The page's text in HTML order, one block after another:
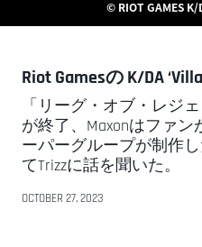
© RIOT GAMES
Riot Gamesの K/DA
「リーグ・オブ・レジ
が終了、Maxonはファ
ーパーグループが制作
てTrizzに話を聞いた。
OCTOBER 27, 2023